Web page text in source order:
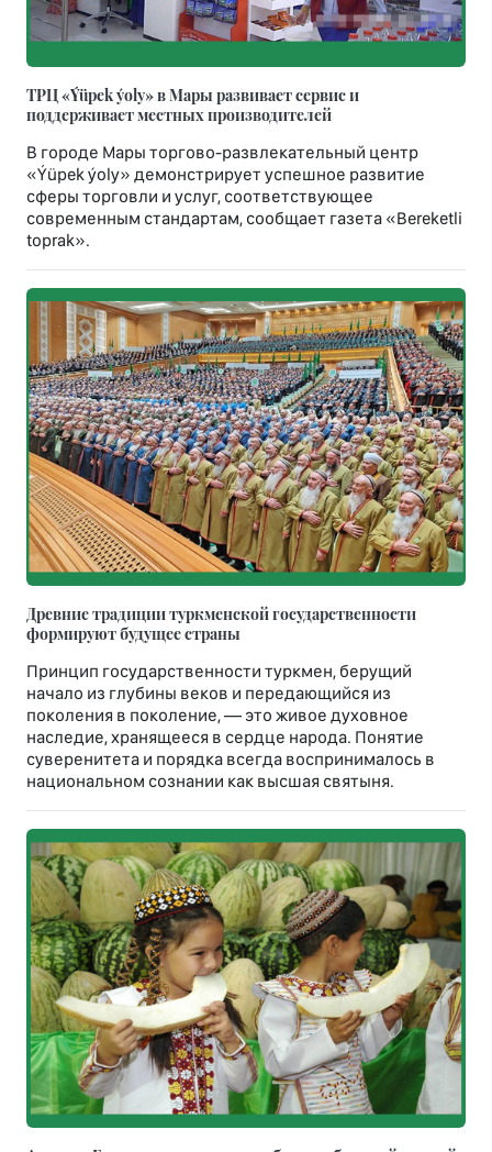
ТРЦ «Ýüpek ýoly» в Мары развивает сервис и
поддерживает местных производителей
В городе Мары торгово-развлекательный центр
«Ýüpek ýoly» демонстрирует успешное развитие
сферы торговли и услуг, соответствующее
современным стандартам, сообщает газета «Bereketli
toprak».
Древние традиции туркменской государственности
формируют будущее страны
Принцип государственности туркмен, берущий
начало из глубины веков и передающийся из
поколения в поколение, — это живое духовное
наследие, хранящееся в сердце народа. Понятие
суверенитета и порядка всегда воспринималось в
национальном сознании как высшая святыня.